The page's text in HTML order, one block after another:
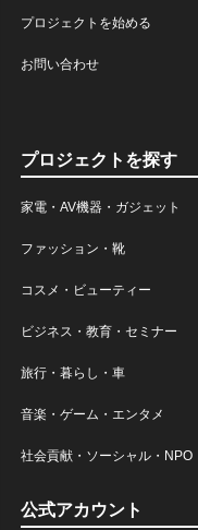
プロジェクトを始める
お問い合わせ
プロジェクトを探す
家電・AV機器・ガジェット
ファッション・靴
コスメ・ビューティー
ビジネス・教育・セミナー
旅行・暮らし・車
音楽・ゲーム・エンタメ
社会貢献・ソーシャル・NPO
公式アカウント